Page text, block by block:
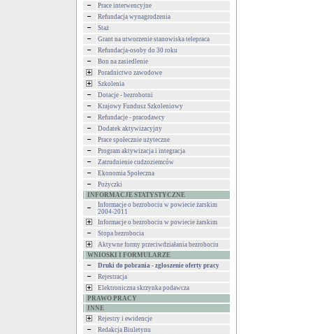
Prace interwencyjne
Refundacja wynagrodzenia
Staż
Grant na utworzenie stanowiska telepraca
Refundacja-osoby do 30 roku
Bon na zasiedlenie
Poradnictwo zawodowe
Szkolenia
Dotacje - bezrobotni
Krajowy Fundusz Szkoleniowy
Refundacje - pracodawcy
Dodatek aktywizacyjny
Prace społecznie użyteczne
Program aktywizacja i integracja
Zatrudnienie cudzoziemców
Ekonomia Społeczna
Pożyczki
INFORMACJE STATYSTYCZNE
Informacje o bezrobociu w powiecie żarskim
2004-2011
Informacje o bezrobociu w powiecie żarskim
Stopa bezrobocia
Aktywne formy przeciwdziałania bezrobociu
WNIOSKI I FORMULARZE
Druki do pobrania - zgłoszenie oferty pracy
Rejestracja
Elektroniczna skrzynka podawcza
PRAWO PRACY
INNE
Rejestry i ewidencje
Redakcja Biuletynu